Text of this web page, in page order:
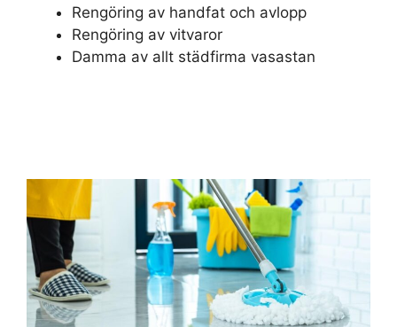
Rengöring av handfat och avlopp
Rengöring av vitvaror
Damma av allt städfirma vasastan